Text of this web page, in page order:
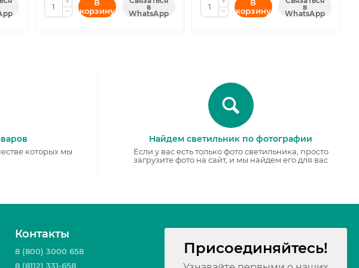
−
В
корзину
в
WhatsApp
−
В
корзину
в
WhatsApp
которых мы
Найдем светильник по фотографии
Если у вас есть только фото светильника, просто
загрузите фото на сайт, и мы найдем его для вас
Контакты
8 (800) 3000 658
8 (8112) 331-658
Присоединяйтесь!